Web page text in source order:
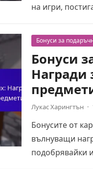
на игри,
Бонуси за
Бонуси
Награди
Лукас Харингтън ·
Бонусите от
вълнуващи
подобрявайки